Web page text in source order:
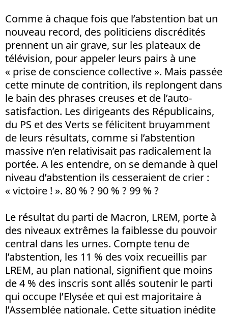
Comme à chaque fois que l’abstention bat un
nouveau record, des politiciens discrédités
prennent un air grave, sur les plateaux de
télévision, pour appeler leurs pairs à une
« prise de conscience collective ». Mais passée
cette minute de contrition, ils replongent dans
le bain des phrases creuses et de l’auto-
satisfaction. Les dirigeants des Républicains,
du PS et des Verts se félicitent bruyamment
de leurs résultats, comme si l’abstention
massive n’en relativisait pas radicalement la
portée. A les entendre, on se demande à quel
niveau d’abstention ils cesseraient de crier :
« victoire ! ». 80 % ? 90 % ? 99 % ?
Le résultat du parti de Macron, LREM, porte à
des niveaux extrêmes la faiblesse du pouvoir
central dans les urnes. Compte tenu de
l’abstention, les 11 % des voix recueillis par
LREM, au plan national, signifient que moins
de 4 % des inscris sont allés soutenir le parti
qui occupe l’Elysée et qui est majoritaire à
l’Assemblée nationale. Cette situation inédite